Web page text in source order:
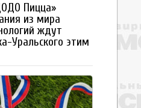
Пицца»
из мира
ждут
Уральского этим